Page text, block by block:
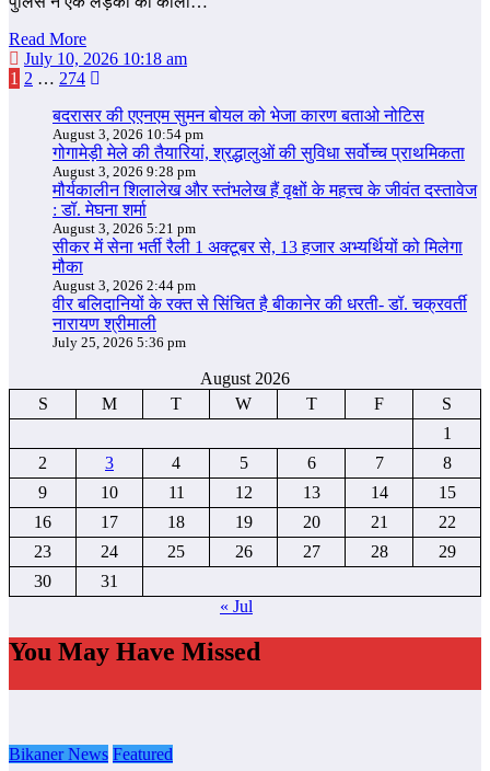
Read More
July 10, 2026 10:18 am
Posts
pagination
1 2 … 274
बदरासर की एएनएम सुमन बोयल को भेजा कारण बताओ नोटिस
August 3, 2026 10:54 pm
गोगामेड़ी मेले की तैयारियां, श्रद्धालुओं की सुविधा सर्वोच्च प्राथमिकता
August 3, 2026 9:28 pm
मौर्यकालीन शिलालेख और स्तंभलेख हैं वृक्षों के महत्त्व के जीवंत दस्तावेज
: डॉ. मेघना शर्मा
August 3, 2026 5:21 pm
सीकर में सेना भर्ती रैली 1 अक्टूबर से, 13 हजार अभ्यर्थियों को मिलेगा
मौका
August 3, 2026 2:44 pm
वीर बलिदानियों के रक्त से सिंचित है बीकानेर की धरती- डॉ. चक्रवर्ती
नारायण श्रीमाली
July 25, 2026 5:36 pm
August 2026
S
M T W T F
S
1
2
3 4 5 6 7
8
9
10 11 12 13 14
15
16
17 18 19 20 21
22
23
24 25 26 27 28
29
30
31
« Jul
You May Have Missed
Bikaner News Featured